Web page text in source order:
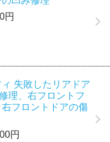
円
ィ 失敗したリアドア
理、右フロントフ
右フロントドアの傷
円